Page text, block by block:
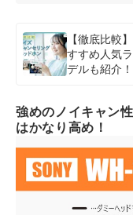
【徹底比較
すすめ人気
デルも紹介
強めのノイキャン
はかなり高め！